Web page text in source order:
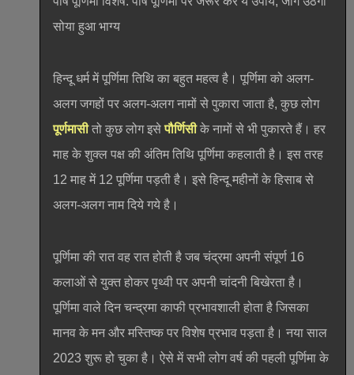
सोया हुआ भाग्य
हिन्दू धर्म में पूर्णिमा तिथि का बहुत महत्व है। पूर्णिमा को अलग-
अलग जगहों पर अलग-अलग नामों से पुकारा जाता है, कुछ लोग
पूर्णमासीतो कुछ लोग इसेपौर्णिसीके नामों से भी पुकारते हैं। हर
माह के शुक्ल पक्ष की अंतिम तिथि पूर्णिमा कहलाती है। इस तरह
12 माह में 12 पूर्णिमा पड़ती है। इसे हिन्दू महीनों के हिसाब से
अलग-अलग नाम दिये गये है।
पूर्णिमा की रात वह रात होती है जब चंद्रमा अपनी संपूर्ण 16
कलाओं से युक्त होकर पृथ्वी पर अपनी चांदनी बिखेरता है।
पूर्णिमा वाले दिन चन्द्रमा काफी प्रभावशाली होता है जिसका
मानव के मन और मस्तिष्क पर विशेष प्रभाव पड़ता है। नया साल
2023 शुरू हो चुका है। ऐसे में सभी लोग वर्ष की पहली पूर्णिमा के